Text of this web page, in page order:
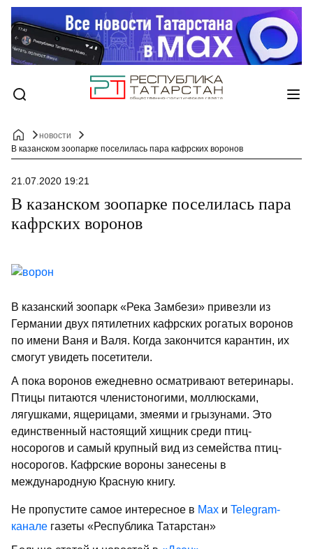
новости
В казанском зоопарке поселилась пара кафрских воронов
21.07.2020 19:21
В казанском зоопарке поселилась пара
кафрских воронов
В казанский зоопарк «Река Замбези» привезли из
Германии двух пятилетних кафрских рогатых воронов
по имени Ваня и Валя. Когда закончится карантин, их
смогут увидеть посетители.
А пока воронов ежедневно осматривают ветеринары.
Птицы питаются членистоногими, моллюсками,
лягушками, ящерицами, змеями и грызунами. Это
единственный настоящий хищник среди птиц-
носорогов и самый крупный вид из семейства птиц-
носорогов. Кафрские вороны занесены в
международную Красную книгу.
Не пропустите самое интересное в Max и Telegram-
канале газеты «Республика Татарстан»